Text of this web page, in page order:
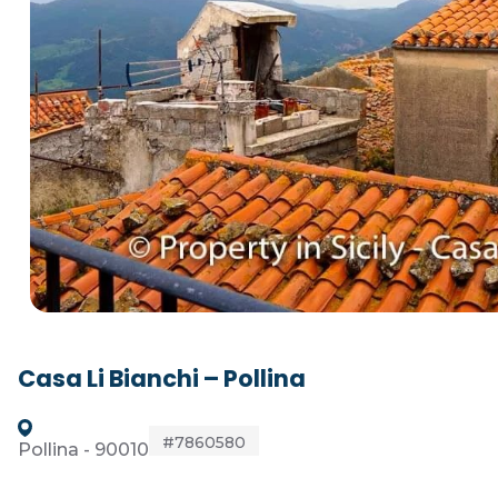
Casa Li Bianchi – Pollina
Pollina - 90010 #7860580